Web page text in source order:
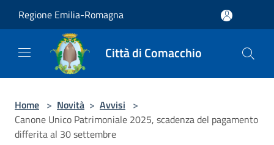
Regione Emilia-Romagna
Città di Comacchio
Home > Novità > Avvisi >
Canone Unico Patrimoniale 2025, scadenza del pagamento
differita al 30 settembre